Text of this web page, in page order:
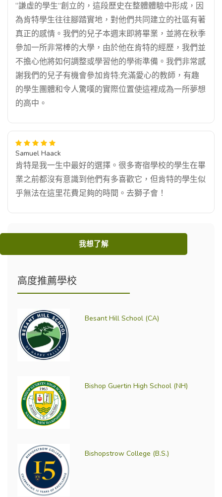
“謙虛的學生”創立的，這段歷史在整體體驗中形成，因
為肯特學生往往腳踏實地，對他們共同建立的社區有著
真正的感情。我們的兒子本週末即將畢業，並將在秋季
參加一所非常棒的大學，由於他在肯特的經歷，我們並
不擔心他將如何調整或學習他的學術準備。我們非常感
謝我們的兒子有機會參加肯特;充滿愛心的教師，有趣
的學生團體和令人驚嘆的實際位置使這裡成為一所夢想
的高中。
Samuel Haack
肯特是我一生中最好的選擇。很多寄宿學校的學生在畢
業之前都沒有意識到他們有多喜歡它，但肯特的學生似
乎無法在這里花費足夠的時間。去獅子會！
我想了解
高度推薦學校
Besant Hill School (CA)
Bishop Guertin High School (NH)
Bishopstrow College (B.S.)